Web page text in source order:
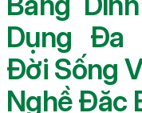
Dụng Đa
Đời Sống
Nghề Đặc